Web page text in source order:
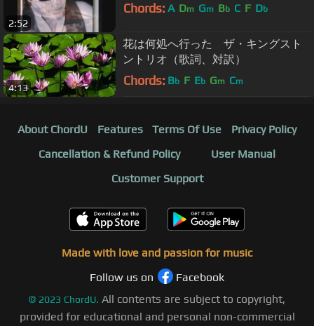
2:52
Chords: A Dm Gm Bb C F Db
4:13
花は何処へ行った ザ・キングスト
ントリオ（歌詞、対訳）
Chords: Bb F Eb Gm Cm
About ChordU Features Terms Of Use
Privacy Policy
Cancellation & Refund Policy
User Manual
Customer Support
Made with love and passion for music
Follow us on
Facebook
© 2023 ChordU. All contents are subject to copyright,
provided for educational and personal non-commercial